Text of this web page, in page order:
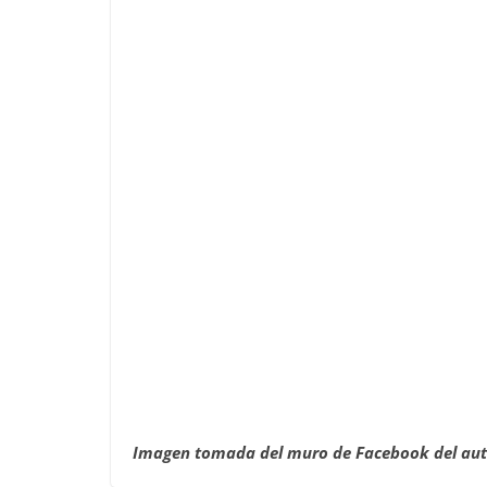
Imagen tomada del muro de Facebook del